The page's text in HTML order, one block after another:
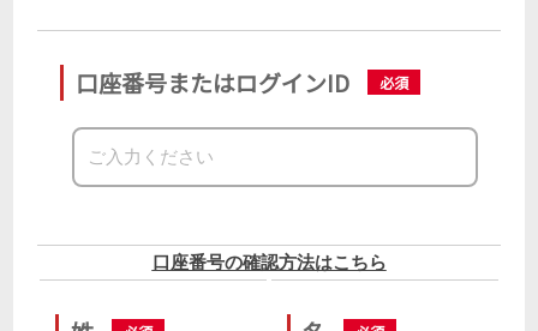
口座番号またはログインID
口座番号の確認方法はこちら